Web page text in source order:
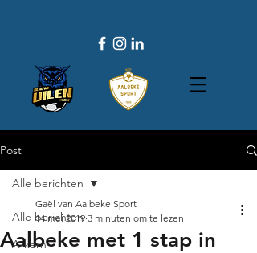
Post
Alle berichten
A-kern
Alle berichten
Aalbeke met 1 stap in
Gaël van Aalbeke Sport
14 mei 2019 3 minuten om te lezen